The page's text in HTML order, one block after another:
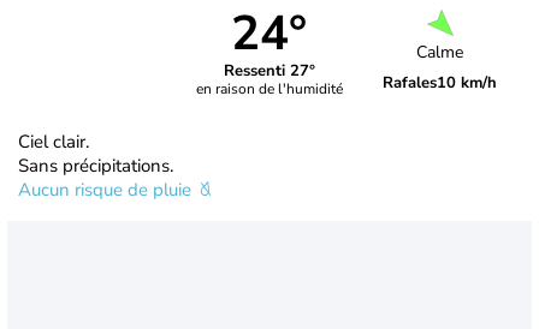
24°
Ressenti 27°
en raison de l'humidité
Calme
Rafales10 km/h
Ciel clair.
Sans précipitations.
Aucun risque de pluie